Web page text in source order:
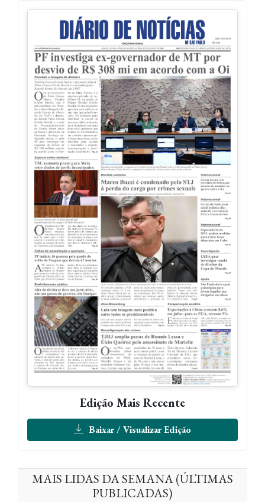
Edição Mais Recente
Baixar / Visualizar Edição
MAIS LIDAS DA SEMANA (ÚLTIMAS
PUBLICADAS)